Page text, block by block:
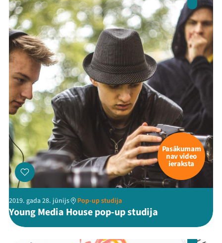
Pasākumam
nav video
ieraksta
2019. gada 28. jūnijs Pop-up studija
Young Media House pop-up studija